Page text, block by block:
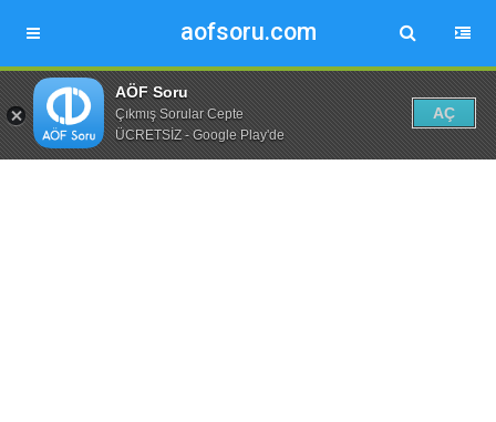
aofsoru.com
AÖF Soru
Çıkmış Sorular Cepte
ÜCRETSİZ - Google Play'de
AÇ